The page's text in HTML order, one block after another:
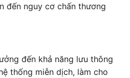
đến nguy cơ chấn thương
đến khả năng lưu thông
thống miễn dịch, làm cho